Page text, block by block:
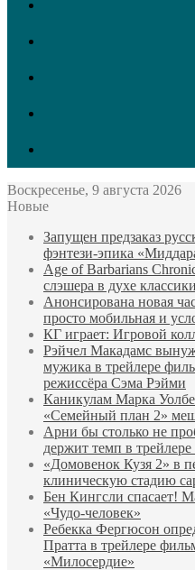
Воскресенье, 9 августа 2026
Новые
Запущен предзаказ
фэнтези-эпика
Age of Barbarians
слэшера в духе
Анонсирована новая
просто мобильная и
КГ играет: Игровой
Рэйчел Макадамс
мужика в трейлере
режиссёра Сэма Рэйми
Каникулам Марка
«Семейный план 2»
Арни бы столько не
держит темп в
«Домовенок Кузя 2» в
клиническую стадию
Бен Кингсли спасает!
«Чудо-человек»
Ребекка Фергюсон
Пратта в трейлере
«Милосердие»